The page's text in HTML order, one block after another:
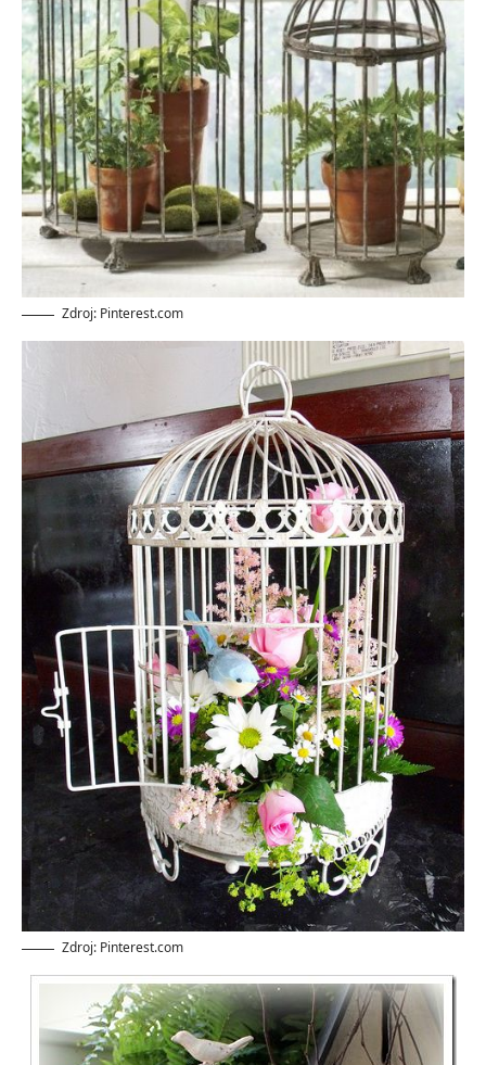
Zdroj: Pinterest.com
Zdroj: Pinterest.com